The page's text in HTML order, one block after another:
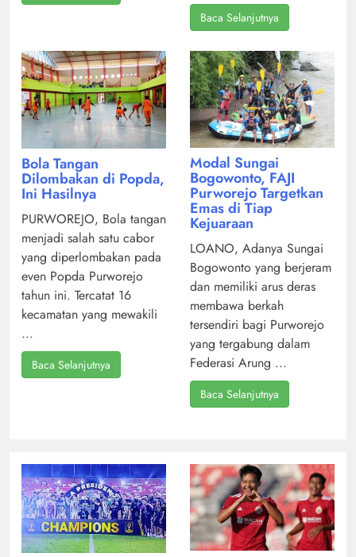
Baca Selanjutnya
Bola Tangan
Dilombakan di Popda,
Ini Hasilnya
PURWOREJO, Bola tangan
menjadi salah satu cabor
yang diperlombakan pada
even Popda Purworejo
tahun ini. Tercatat 16
kecamatan yang mewakili
...
Baca Selanjutnya
Modal Sungai
Bogowonto, FAJI
Purworejo Targetkan
Emas di Tiap
Kejuaraan
LOANO, Adanya Sungai
Bogowonto yang berjeram
dan memiliki arus deras
membawa berkah
tersendiri bagi Purworejo
yang tergabung dalam
Federasi Arung ...
Baca Selanjutnya